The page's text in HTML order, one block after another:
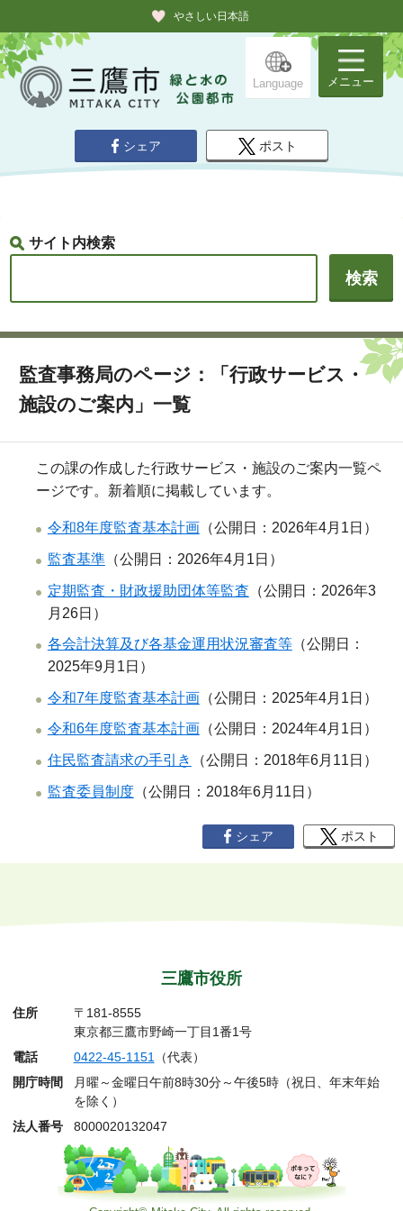
やさしい日本語
Language メニュー
シェア ポスト
サイト内検索
監査事務局のページ：「行政サービス・
施設のご案内」一覧
この課の作成した行政サービス・施設のご案内一覧ペ
ージです。新着順に掲載しています。
令和8年度監査基本計画（公開日：2026年4月1日）
監査基準（公開日：2026年4月1日）
定期監査・財政援助団体等監査 （公開日：2026年3
月26日）
各会計決算及び各基金運用状況審査等（公開日：
2025年9月1日）
令和7年度監査基本計画（公開日：2025年4月1日）
令和6年度監査基本計画（公開日：2024年4月1日）
住民監査請求の手引き （公開日：2018年6月11日）
監査委員制度（公開日：2018年6月11日）
シェア ポスト
三鷹市役所
住所
〒181-8555
東京都三鷹市野崎一丁目1番1号
電話
0422-45-1151（代表）
開庁時間
月曜～金曜日午前8時30分～午後5時（祝日、年末年始
を除く）
法人番号
8000020132047